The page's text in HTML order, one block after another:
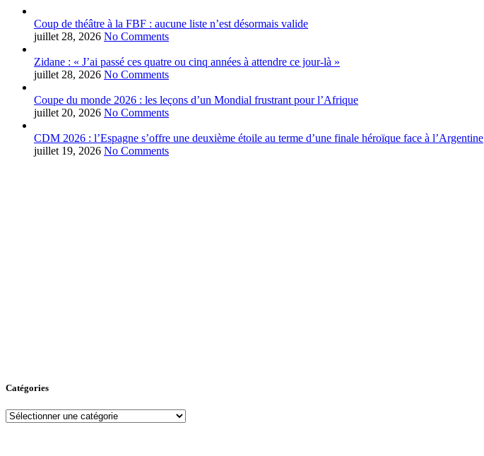
Coup de théâtre à la FBF : aucune liste n’est désormais valide
juillet 28, 2026 No Comments
Zidane : « J’ai passé ces quatre ou cinq années à attendre ce jour-là »
juillet 28, 2026 No Comments
Coupe du monde 2026 : les leçons d’un Mondial frustrant pour l’Afrique
juillet 20, 2026 No Comments
CDM 2026 : l’Espagne s’offre une deuxième étoile au terme d’une finale héroïque face à l’Argentine
juillet 19, 2026 No Comments
Catégories
Catégories